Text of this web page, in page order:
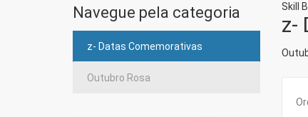
Navegue pela categoria
z- Datas Comemorativas
Outubro Rosa
Skill
z-